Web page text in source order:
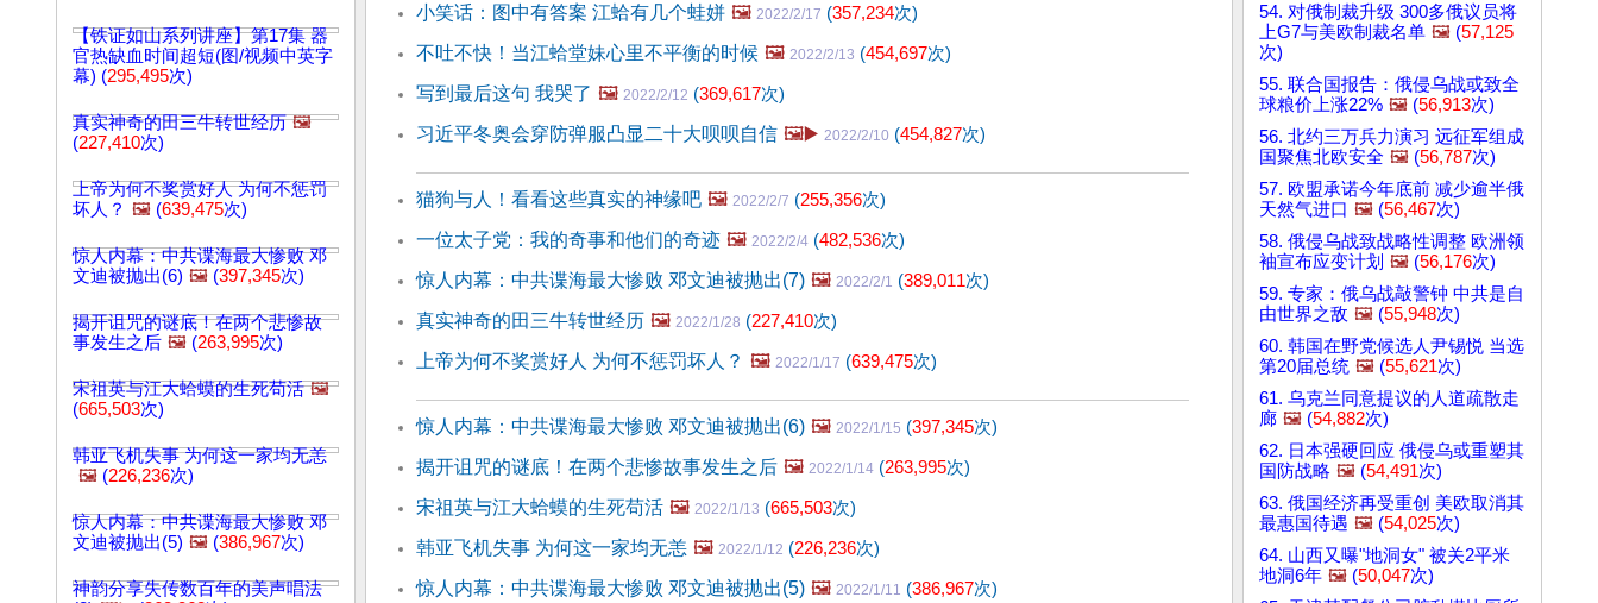
【铁证如山系列讲座】第17集 器
官热缺血时间超短(图/视频中英字
幕) (295,495次)
真实神奇的田三牛转世经历 🖼️
(227,410次)
上帝为何不奖赏好人 为何不惩罚
坏人？ 🖼️ (639,475次)
惊人内幕：中共谍海最大惨败 邓
文迪被抛出(6) 🖼️ (397,345次)
揭开诅咒的谜底！在两个悲惨故
事发生之后 🖼️ (263,995次)
宋祖英与江大蛤蟆的生死苟活 🖼️
(665,503次)
韩亚飞机失事 为何这一家均无恙
🖼️ (226,236次)
惊人内幕：中共谍海最大惨败 邓
文迪被抛出(5) 🖼️ (386,967次)
神韵分享失传数百年的美声唱法
小笑话：图中有答案 江蛤有几个蛙姘 🖼️ 2022/2/17 (357,234次)
不吐不快！当江蛤堂妹心里不平衡的时候 🖼️ 2022/2/13 (454,697次)
写到最后这句 我哭了 🖼️ 2022/2/12 (369,617次)
习近平冬奥会穿防弹服凸显二十大呗呗自信 🖼️▶️ 2022/2/10 (454,827次)
猫狗与人！看看这些真实的神缘吧 🖼️ 2022/2/7 (255,356次)
一位太子党：我的奇事和他们的奇迹 🖼️ 2022/2/4 (482,536次)
惊人内幕：中共谍海最大惨败 邓文迪被抛出(7) 🖼️ 2022/2/1 (389,011次)
真实神奇的田三牛转世经历 🖼️ 2022/1/28 (227,410次)
上帝为何不奖赏好人 为何不惩罚坏人？ 🖼️ 2022/1/17 (639,475次)
惊人内幕：中共谍海最大惨败 邓文迪被抛出(6) 🖼️ 2022/1/15 (397,345次)
揭开诅咒的谜底！在两个悲惨故事发生之后 🖼️ 2022/1/14 (263,995次)
宋祖英与江大蛤蟆的生死苟活 🖼️ 2022/1/13 (665,503次)
韩亚飞机失事 为何这一家均无恙 🖼️ 2022/1/12 (226,236次)
惊人内幕：中共谍海最大惨败 邓文迪被抛出(5) 🖼️ 2022/1/11 (386,967次)
54. 对俄制裁升级 300多俄议员将
上G7与美欧制裁名单 🖼️ (57,125
次)
55. 联合国报告：俄侵乌战或致全
球粮价上涨22% 🖼️ (56,913次)
56. 北约三万兵力演习 远征军组成
国聚焦北欧安全 🖼️ (56,787次)
57. 欧盟承诺今年底前 减少逾半俄
天然气进口 🖼️ (56,467次)
58. 俄侵乌战致战略性调整 欧洲领
袖宣布应变计划 🖼️ (56,176次)
59. 专家：俄乌战敲警钟 中共是自
由世界之敌 🖼️ (55,948次)
60. 韩国在野党候选人尹锡悦 当选
第20届总统 🖼️ (55,621次)
61. 乌克兰同意提议的人道疏散走
廊 🖼️ (54,882次)
62. 日本强硬回应 俄侵乌或重塑其
国防战略 🖼️ (54,491次)
63. 俄国经济再受重创 美欧取消其
最惠国待遇 🖼️ (54,025次)
64. 山西又曝"地洞女" 被关2平米
地洞6年 🖼️ (50,047次)